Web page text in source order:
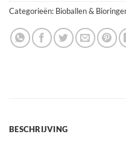
Categorieën: Bioballen &
BESCHRIJVING